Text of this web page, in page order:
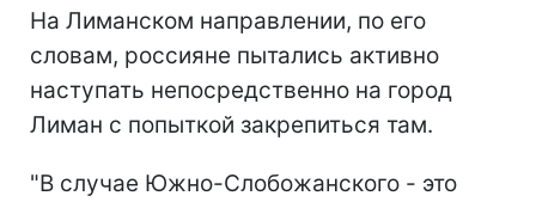
На Лиманском направлении, по его
словам, россияне пытались активно
наступать непосредственно на город
Лиман с попыткой закрепиться там.
"В случае Южно-Слобожанского - это